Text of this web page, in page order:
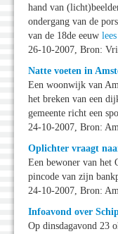
hand van
ondergang van de
van de 18de eeuw lees
26-10-2007, Bron:
Natte voeten in
Een woonwijk van
het breken van een
gemeente richt een
24-10-2007, Bron:
Oplichter vraagt
Een bewoner van het
pincode van zijn
24-10-2007, Bron:
Infoavond over
Op dinsdagavond 23